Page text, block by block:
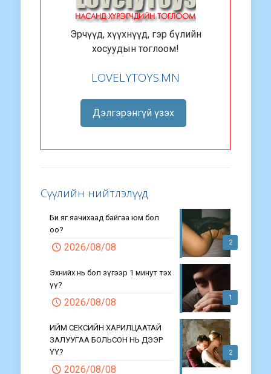
Эрчүүд, хүүхнүүд, гэр бүлийн
хосуудын тоглоом!
LOVELYTOYS.MN
Дэлгэрэнгүй үзэх
Сүүлийн нийтлэлүүд
2
Би яг яачихаад байгаа юм бол
оо?
2026/08/08
1
Эхнийх нь бол зүгээр 1 минут тэх
үү?
2026/08/08
2
ИЙМ СЕКСИЙН ХАРИЛЦААТАЙ
ЗАЛУУГАА БОЛЬСОН НЬ ДЭЭР
ҮҮ?
2026/08/08